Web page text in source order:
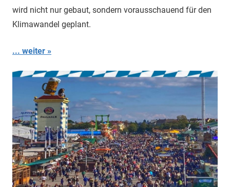
wird nicht nur gebaut, sondern vorausschauend für den
Klimawandel geplant.
... weiter